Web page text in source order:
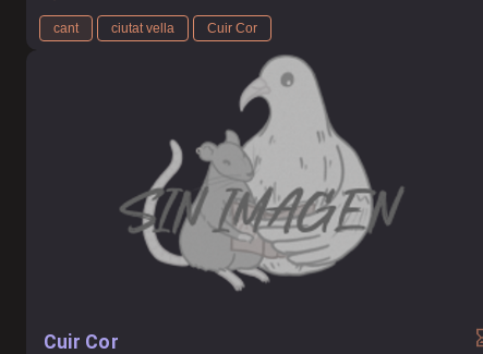
cant ciutat vella Cuir Cor
Cuir Cor